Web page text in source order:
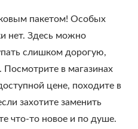
пакетом! Особых
нет. Здесь можно
слишком дорогую,
Посмотрите в магазинах
цене, походите в
захотите заменить
что-то новое и по душе.